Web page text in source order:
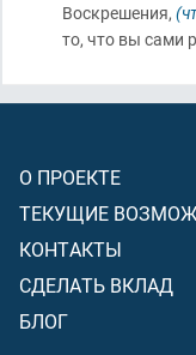
Воскрешения,
то, что вы сами
О ПРОЕКТЕ
ТЕКУЩИЕ
КОНТАКТЫ
СДЕЛАТЬ ВКЛАД
БЛОГ